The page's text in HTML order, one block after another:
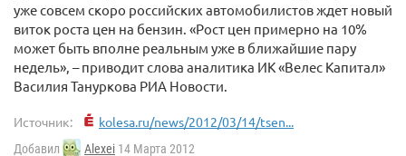
уже совсем скоро российских автомобилистов ждет новый
виток роста цен на бензин. «Рост цен примерно на 10%
может быть вполне реальным уже в ближайшие пару
недель», – приводит слова аналитика ИК «Велес Капитал»
Василия Тануркова РИА Новости.
Источник: kolesa.ru/news/2012/03/14/tsen...
Добавил Alexei 14 Марта 2012